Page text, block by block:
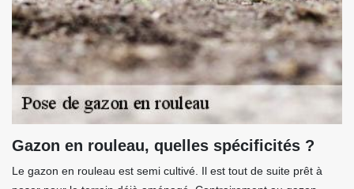
Gazon en rouleau, quelles spécificités ?
Le gazon en rouleau est semi cultivé. Il est tout de suite prêt à